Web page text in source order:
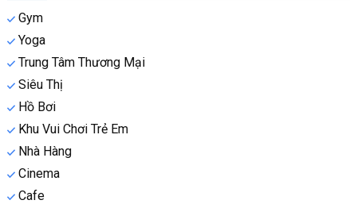
Gym
Yoga
Trung Tâm Thương Mại
Siêu Thị
Hồ Bơi
Khu Vui Chơi Trẻ Em
Nhà Hàng
Cinema
Cafe